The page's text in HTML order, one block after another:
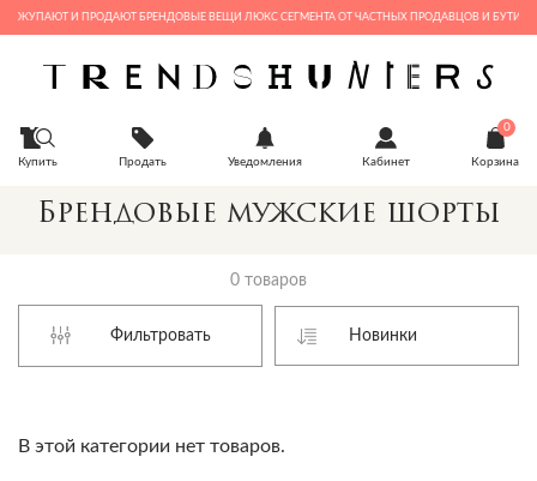
И ПРОДАЮТ БРЕНДОВЫЕ ВЕЩИ ЛЮКС СЕГМЕНТА ОТ ЧАСТНЫХ ПРОДАВЦОВ И БУТИКОВ
Купить Продать Уведомления Кабинет
0
Корзина
Брендовые мужские шорты
0 товаров
Фильтровать
В этой категории нет товаров.